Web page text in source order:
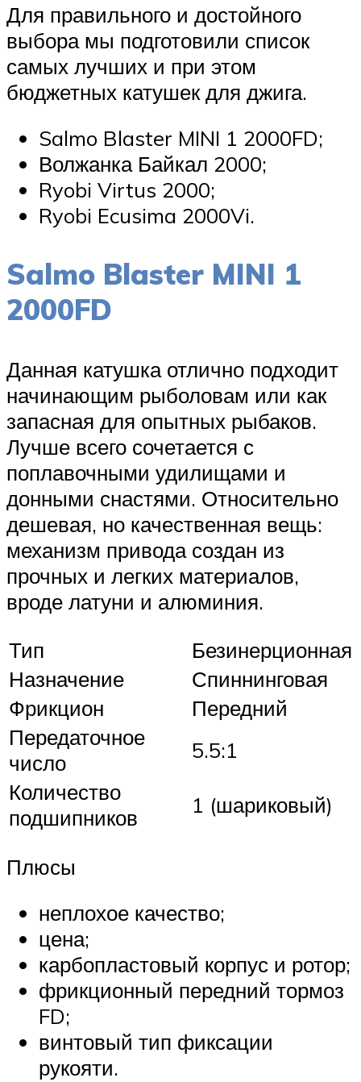
Для правильного и достойного
выбора мы подготовили список
самых лучших и при этом
бюджетных катушек для джига.
Salmo Blaster MINI 1 2000FD;
Волжанка Байкал 2000;
Ryobi Virtus 2000;
Ryobi Ecusima 2000Vi.
Salmo Blaster MINI 1
2000FD
Данная катушка отлично подходит
начинающим рыболовам или как
запасная для опытных рыбаков.
Лучше всего сочетается с
поплавочными удилищами и
донными снастями. Относительно
дешевая, но качественная вещь:
механизм привода создан из
прочных и легких материалов,
вроде латуни и алюминия.
Тип
Безинерционная
Назначение
Спиннинговая
Фрикцион
Передний
Передаточное
число
5.5:1
Количество
подшипников
1 (шариковый)
Плюсы
неплохое качество;
цена;
карбопластовый корпус и ротор;
фрикционный передний тормоз
FD;
винтовый тип фиксации
рукояти.